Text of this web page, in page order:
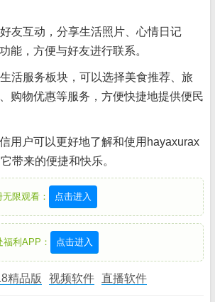
友互动，分享生活照片、心情日记
能，方便与好友进行联系。
活服务板块，可以选择美食推荐、旅
购物优惠等服务，方便快捷地提供便民
用户可以更好地了解和使用hayaxurax
带来的便捷和快乐。
限观看： 点击进入
利APP： 点击进入
精品版 视频软件 直播软件